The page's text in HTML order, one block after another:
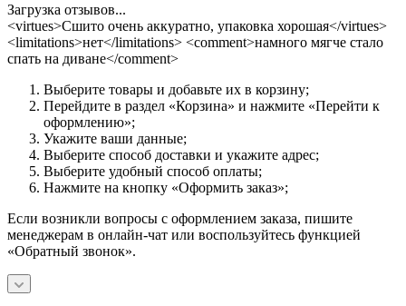
Загрузка отзывов...
<virtues>Сшито очень аккуратно, упаковка хорошая</virtues>
<limitations>нет</limitations> <comment>намного мягче стало
спать на диване</comment>
Выберите товары и добавьте их в корзину;
Перейдите в раздел «Корзина» и нажмите «Перейти к
оформлению»;
Укажите ваши данные;
Выберите способ доставки и укажите адрес;
Выберите удобный способ оплаты;
Нажмите на кнопку «Оформить заказ»;
Если возникли вопросы с оформлением заказа, пишите
менеджерам в онлайн-чат или воспользуйтесь функцией
«Обратный звонок».